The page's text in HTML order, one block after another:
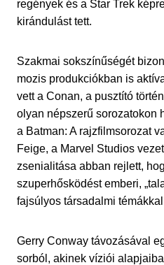
regények és a Star Trek
kirándulást tett.
Szakmai sokszínűségét
mozis produkciókban is
vett a Conan, a pusztító
olyan népszerű sorozatokon
a Batman: A rajzfilmsorozat
Feige, a Marvel Studios
zsenialitása abban rejlett,
szuperhősködést emberi,
fajsúlyos társadalmi
Gerry Conway távozásával
sorból, akinek víziói